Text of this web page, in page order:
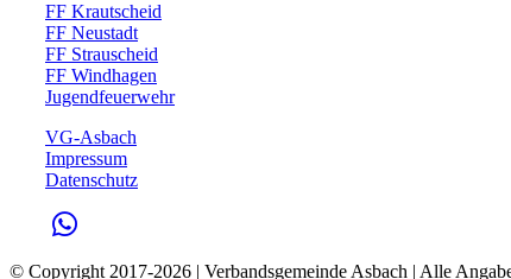
FF Krautscheid
FF Neustadt
FF Strauscheid
FF Windhagen
Jugendfeuerwehr
VG-Asbach
Impressum
Datenschutz
© Copyright 2017-2026 | Verbandsgemeinde Asbach | Alle